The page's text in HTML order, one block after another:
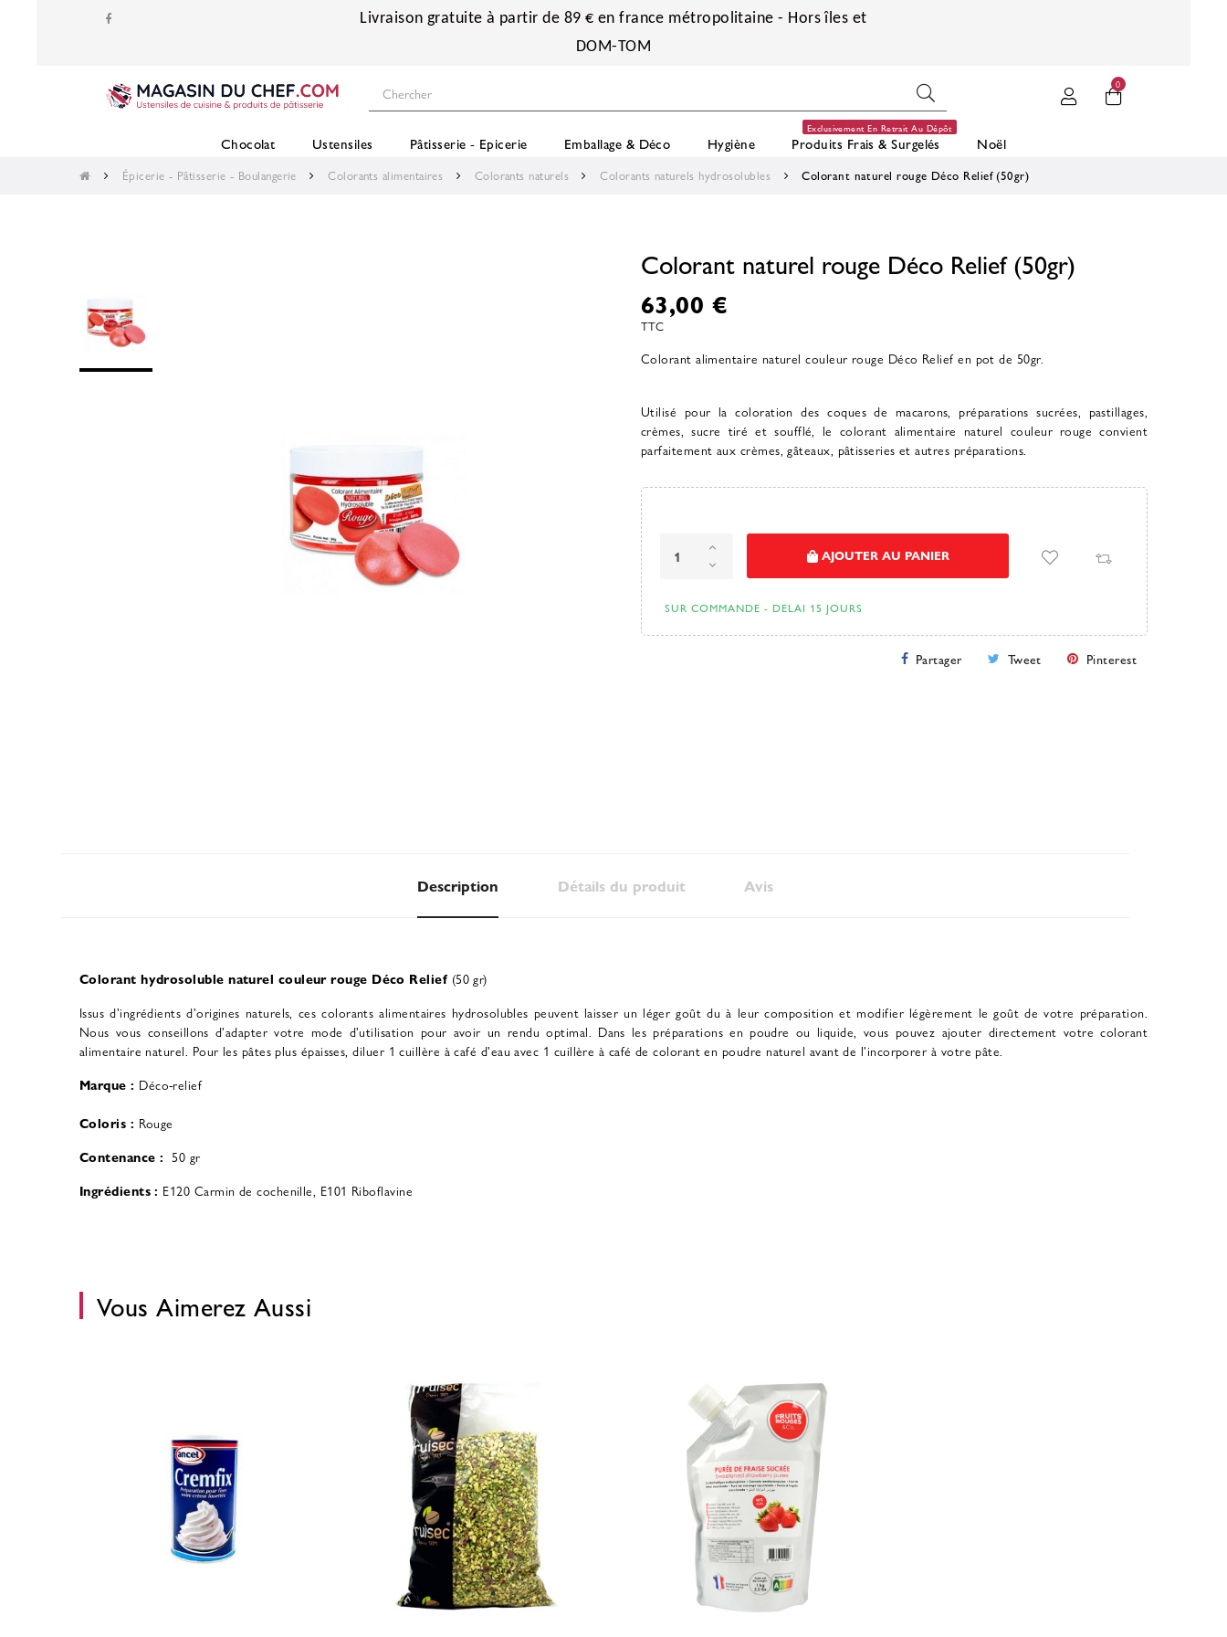
Livraison gratuite à partir de 89 € en france métropolitaine - Hors îles et
DOM-TOM
0
Chocolat Ustensiles Pâtisserie - Epicerie Emballage & Déco Hygiène Produits Frais & Surgelés
Exclusivement En Retrait Au Dépôt
Noël
Épicerie - Pâtisserie - Boulangerie Colorants alimentaires Colorants naturels Colorants naturels hydrosolubles Colorant naturel rouge Déco Relief (50gr)
Colorant naturel rouge Déco Relief (50gr)
63,00 €
TTC
Colorant alimentaire naturel couleur rouge Déco Relief en pot de 50gr.
Utilisé pour la coloration des coques de macarons, préparations sucrées, pastillages,
crèmes, sucre tiré et soufflé, le colorant alimentaire naturel couleur rouge convient
parfaitement aux crèmes, gâteaux, pâtisseries et autres préparations.
AJOUTER AU PANIER
SUR COMMANDE - DELAI 15 JOURS
Partager Tweet Pinterest
Description Détails du produit Avis
Colorant hydrosoluble naturel couleur rouge Déco Relief (50 gr)
Issus d'ingrédients d'origines naturels, ces colorants alimentaires hydrosolubles peuvent laisser un léger goût du à leur composition et modifier légèrement le goût de votre préparation.
Nous vous conseillons d'adapter votre mode d'utilisation pour avoir un rendu optimal. Dans les préparations en poudre ou liquide, vous pouvez ajouter directement votre colorant
alimentaire naturel. Pour les pâtes plus épaisses, diluer 1 cuillère à café d'eau avec 1 cuillère à café de colorant en poudre naturel avant de l'incorporer à votre pâte.
Marque : Déco-relief
Coloris : Rouge
Contenance : 50 gr
Ingrédients : E120 Carmin de cochenille, E101 Riboflavine
Vous Aimerez Aussi